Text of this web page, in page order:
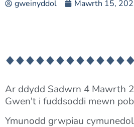
gweinyddol Mawrth 15,
Ar ddydd Sadwrn 4 Mawrth
Gwen't i fuddsoddi mewn
Ymunodd grwpiau